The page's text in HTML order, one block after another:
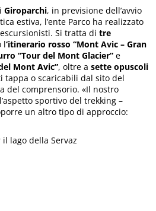
Giroparchi, in previsione dell’avvio
estiva, l’ente Parco ha realizzato
Si tratta di tre
l‘itinerario rosso “Mont Avic – Gran
“Tour del Mont Glacier” e
Mont Avic”, oltre asette opuscoli
tappa o scaricabili dal sito del
del comprensorio. «Il nostro
sportivo del trekking –
un altro tipo di approccio:
lago della Servaz